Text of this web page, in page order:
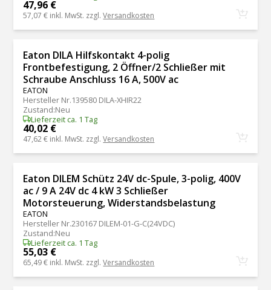
47,96 €
57,07 € inkl. MwSt. zzgl.Versandkosten
Eaton DILA Hilfskontakt 4-polig
Frontbefestigung, 2 Öffner/2 Schließer mit
Schraube Anschluss 16 A, 500V ac
EATON
Hersteller Nr.139580 DILA-XHIR22
Zustand:Neu
Lieferzeit ca. 1 Tag
40,02 €
47,62 € inkl. MwSt. zzgl.Versandkosten
Eaton DILEM Schütz 24V dc-Spule, 3-polig, 400V
ac / 9 A 24V dc 4 kW 3 Schließer
Motorsteuerung, Widerstandsbelastung
EATON
Hersteller Nr.230167 DILEM-01-G-C(24VDC)
Zustand:Neu
Lieferzeit ca. 1 Tag
55,03 €
65,49 € inkl. MwSt. zzgl.Versandkosten